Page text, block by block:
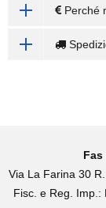
Perché
Via La Farina 30
Fisc. e Reg. Imp.: